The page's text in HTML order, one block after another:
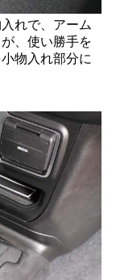
れで、アーム
、使い勝手を
物入れ部分に